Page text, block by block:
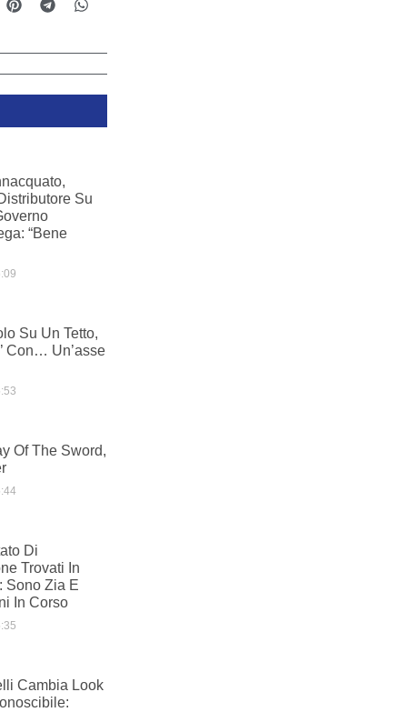
Su
“Bene
Su Un Tetto,
Con… Un’asse
Of The Sword,
Di
Trovati In
Sono Zia E
In Corso
Cambia Look